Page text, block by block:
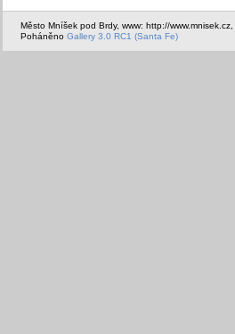
Město Mníšek pod Brdy, www: http://
Poháněno Gallery 3.0 RC1 (Santa Fe)